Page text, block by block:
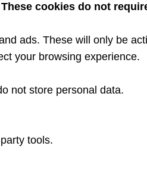
These cookies do not
ads. These will only be
your browsing experience.
not store personal data.
tools.